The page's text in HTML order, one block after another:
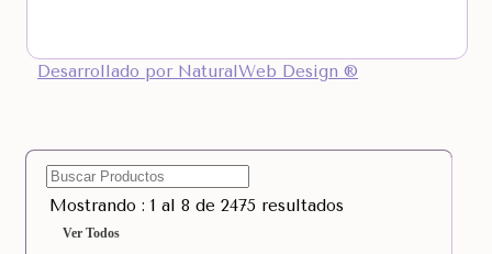
Desarrollado por NaturalWeb Design ®
Mostrando : 1 al 8 de 2475 resultados
Ver Todos